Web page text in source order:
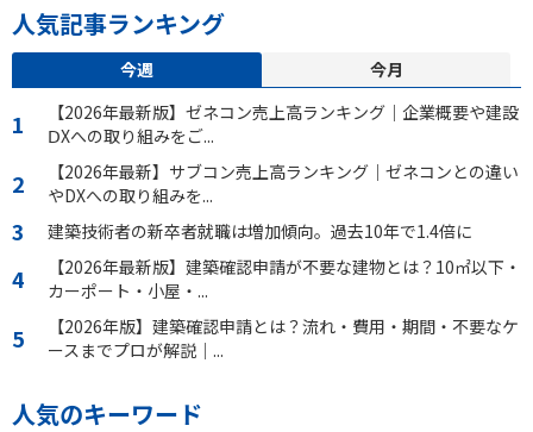
人気記事ランキング
今週
今月
【2026年最新版】ゼネコン売上高ランキング｜企業概要や建設
ⅮXへの取り組みをご...
【2026年最新】サブコン売上高ランキング｜ゼネコンとの違い
やDXへの取り組みを...
建築技術者の新卒者就職は増加傾向。過去10年で1.4倍に
【2026年最新版】建築確認申請が不要な建物とは？10㎡以下・
カーポート・小屋・...
【2026年版】建築確認申請とは？流れ・費用・期間・不要なケ
ースまでプロが解説｜...
人気のキーワード